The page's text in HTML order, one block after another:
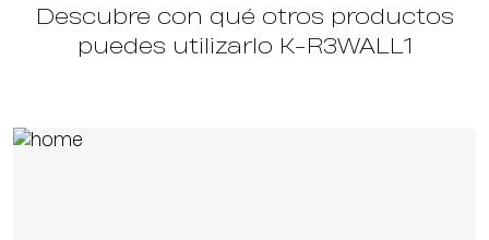
Descubre con qué otros productos
puedes utilizarlo K-R3WALL1